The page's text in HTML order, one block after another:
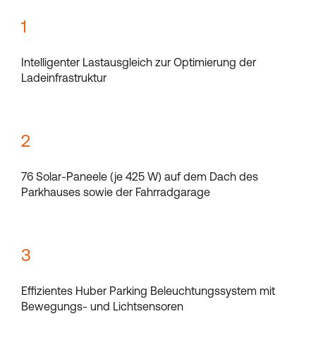
1
Intelligenter Lastausgleich zur Optimierung der
Ladeinfrastruktur
2
76 Solar-Paneele (je 425 W) auf dem Dach des
Parkhauses sowie der Fahrradgarage
3
Effizientes Huber Parking Beleuchtungssystem mit
Bewegungs- und Lichtsensoren